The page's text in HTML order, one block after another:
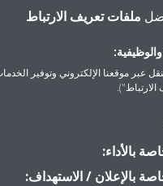
تعريف الارتباط
موقعنا الإلكتروني وتوفير الخدمات التي
/ الاستهداف: